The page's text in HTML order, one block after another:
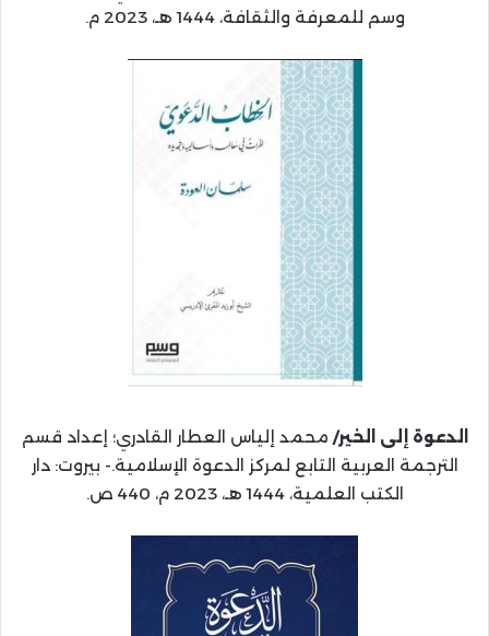
وسم للمعرفة والثقافة، 1444 هـ، 2023 م.
الدعوة إلى الخير/ محمد إلياس العطار القادري؛ إعداد قسم
الترجمة العربية التابع لمركز الدعوة الإسلامية.- بيروت: دار
الكتب العلمية، 1444 هـ، 2023 م، 440 ص.